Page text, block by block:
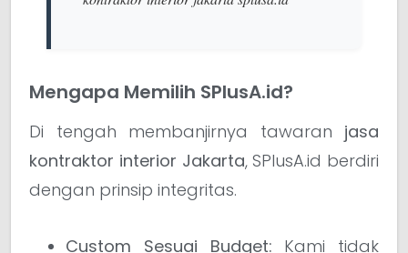
Mengapa Memilih SPlusA.id?
Di tengah membanjirnya tawaran jasa
kontraktor interior Jakarta, SPlusA.id berdiri
dengan prinsip integritas.
Custom Sesuai Budget: Kami tidak